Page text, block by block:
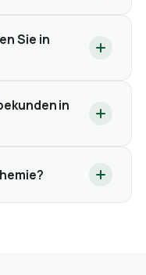
Sie in
in